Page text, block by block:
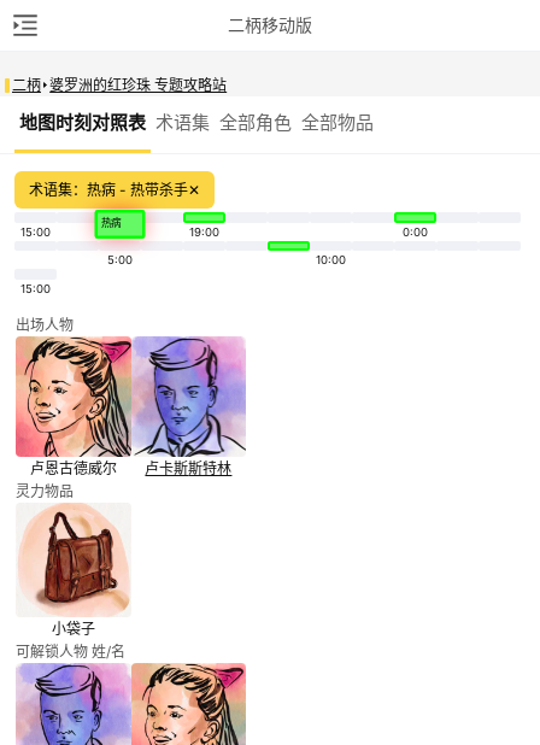
二柄移动版
二柄 婆罗洲的红珍珠 专题攻略站
地图时刻对照表 术语集 全部角色 全部物品
术语集：热病 - 热带杀手✕
15:00
热病
19:00 0:00
5:00 10:00
15:00
出场人物
卢恩古德威尔 卢卡斯斯特林
灵力物品
小袋子
可解锁人物 姓/名